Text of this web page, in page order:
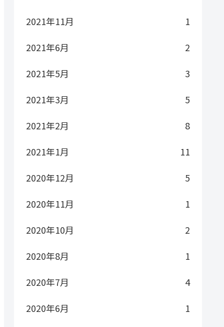
2021年11月
1
2021年6月
2
2021年5月
3
2021年3月
5
2021年2月
8
2021年1月
11
2020年12月
5
2020年11月
1
2020年10月
2
2020年8月
1
2020年7月
4
2020年6月
1